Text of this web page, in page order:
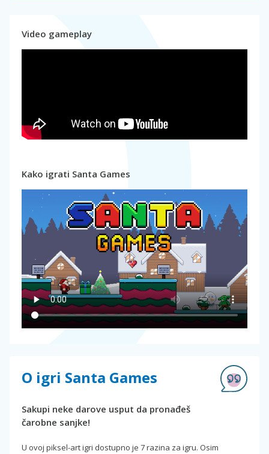
Video gameplay
Kako igrati Santa Games
O igri Santa Games
Sakupi neke darove usput da pronađeš
čarobne sanjke!
U ovoj piksel-art igri dostupno je 7 razina za igru. Osim